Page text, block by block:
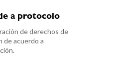
a protocolo
de derechos de
de acuerdo a